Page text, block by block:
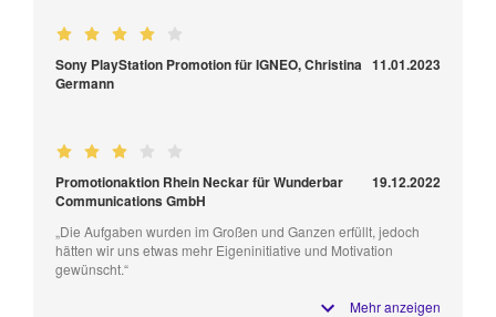
Sony PlayStation Promotion für IGNEO, Christina
Germann
11.01.2023
Promotionaktion Rhein Neckar für Wunderbar
Communications GmbH
19.12.2022
„Die Aufgaben wurden im Großen und Ganzen erfüllt, jedoch
hätten wir uns etwas mehr Eigeninitiative und Motivation
gewünscht.“
Mehr anzeigen